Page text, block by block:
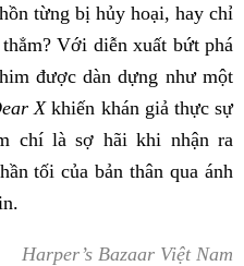
từng bị hủy hoại, hay chỉ
Với diễn xuất bứt phá
được dàn dựng như một
Xkhiến khán giả thực sự
chí là sợ hãi khi nhận ra
tối của bản thân qua ánh
Harper’s Bazaar Việt Nam